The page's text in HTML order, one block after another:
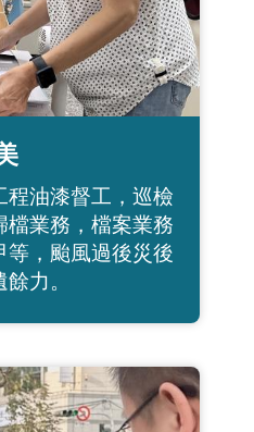
程油漆督工，巡檢
檔業務，檔案業務
等，颱風過後災後
力。